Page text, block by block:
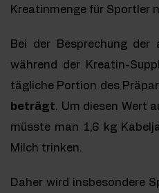
Kreatinmenge für Sportler
Bei der Besprechung der
während der Kreatin-
tägliche Portion des
beträgt. Um diesen Wert
müsste man 1,6 kg
Milch trinken.
Daher wird insbesondere